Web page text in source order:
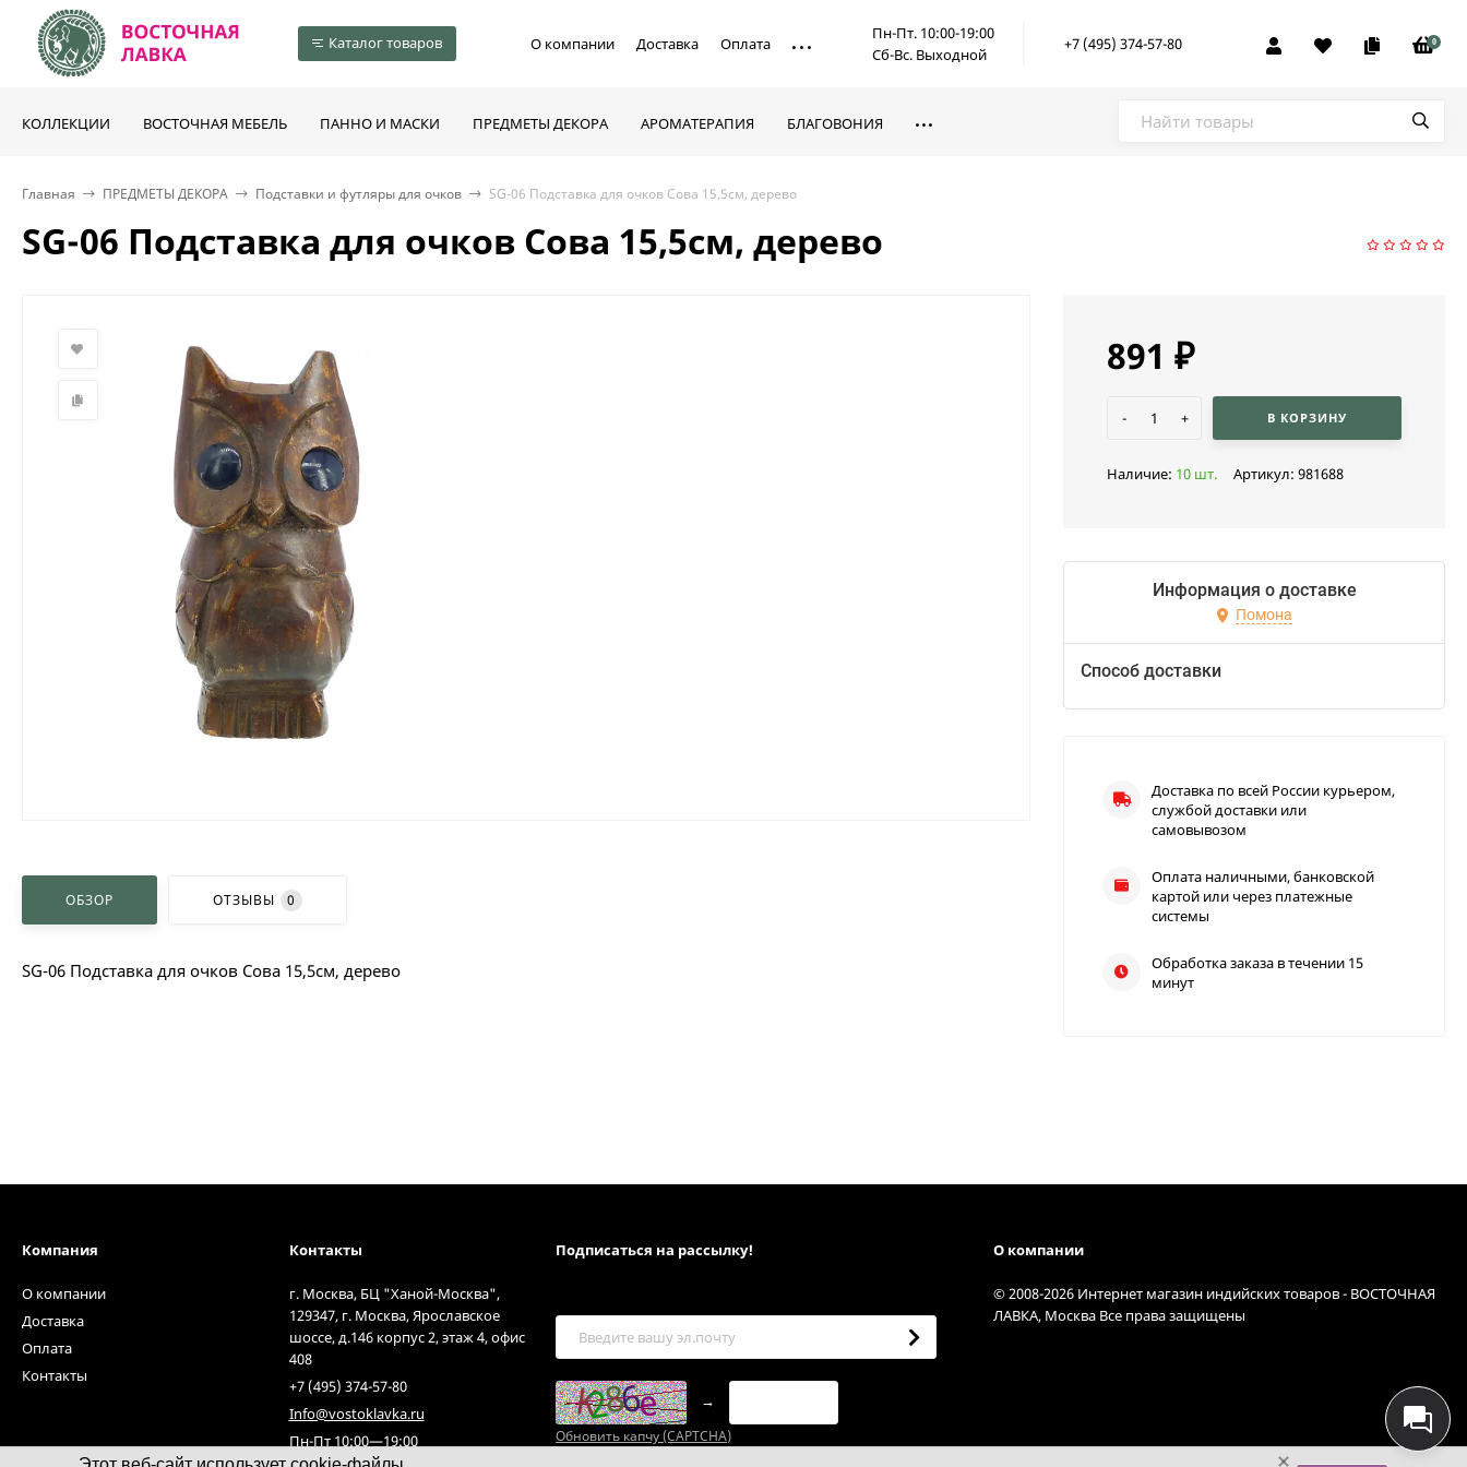
Каталог товаров О компании Доставка Оплата
Пн-Пт. 10:00-19:00
Сб-Вс. Выходной
+7 (495) 374-57-80 0
КОЛЛЕКЦИИ ВОСТОЧНАЯ МЕБЕЛЬ ПАННО И МАСКИ ПРЕДМЕТЫ ДЕКОРА АРОМАТЕРАПИЯ БЛАГОВОНИЯ
Главная ПРЕДМЕТЫ ДЕКОРА Подставки и футляры для очков SG-06 Подставка для очков Сова 15,5см, дерево
SG-06 Подставка для очков Сова 15,5см, дерево
ОБЗОР ОТЗЫВЫ 0
SG-06 Подставка для очков Сова 15,5см, дерево
891 ₽
- + В КОРЗИНУ
Наличие: 10 шт. Артикул: 981688
Информация о доставке
Помона
Способ доставки
Доставка по всей России курьером,
службой доставки или
самовывозом
Оплата наличными, банковской
картой или через платежные
системы
Обработка заказа в течении 15
минут
Компания
О компании
Доставка
Оплата
Контакты
Контакты
г. Москва, БЦ "Ханой-Москва",
129347, г. Москва, Ярославское
шоссе, д.146 корпус 2, этаж 4, офис
408
+7 (495) 374-57-80
Info@vostoklavka.ru
Пн-Пт 10:00—19:00
Подписаться на рассылкy!
→
Обновить капчу (CAPTCHA)
О компании
© 2008-2026 Интернет магазин индийских товаров - ВОСТОЧНАЯ
ЛАВКА, Москва Все права защищены